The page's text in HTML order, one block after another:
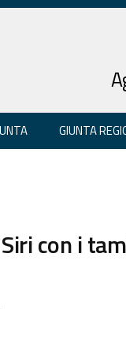
GIUNTA
con i